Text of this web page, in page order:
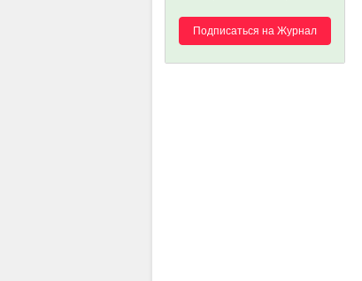
Подписаться на Журнал